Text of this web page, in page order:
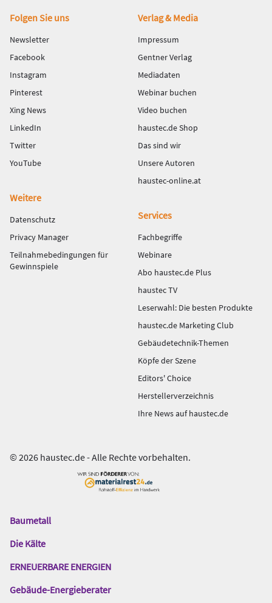
Fußbereich
Folgen Sie uns
Newsletter
Facebook
Instagram
Pinterest
Xing News
LinkedIn
Twitter
YouTube
Verlag & Media
Impressum
Gentner Verlag
Mediadaten
Webinar buchen
Video buchen
haustec.de Shop
Das sind wir
Unsere Autoren
haustec-online.at
Weitere
Datenschutz
Privacy Manager
Teilnahmebedingungen für
Gewinnspiele
Services
Fachbegriffe
Webinare
Abo haustec.de Plus
haustec TV
Leserwahl: Die besten Produkte
haustec.de Marketing Club
Gebäudetechnik-Themen
Köpfe der Szene
Editors' Choice
Herstellerverzeichnis
Ihre News auf haustec.de
© 2026 haustec.de - Alle Rechte vorbehalten.
Das
Gentner
Baumetall
Die Kälte
ERNEUERBARE ENERGIEN
Gebäude-Energieberater